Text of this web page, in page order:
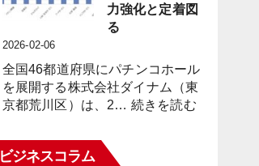
少
年
2
月
末
点
レ
for
パ
チ
力強化と定着図
る
2026-02-06
全国46都道府県にパチンコホール
を展開する株式会社ダイナム（東
京都荒川区）は、2… 続きを読む:
ビジネスコラム